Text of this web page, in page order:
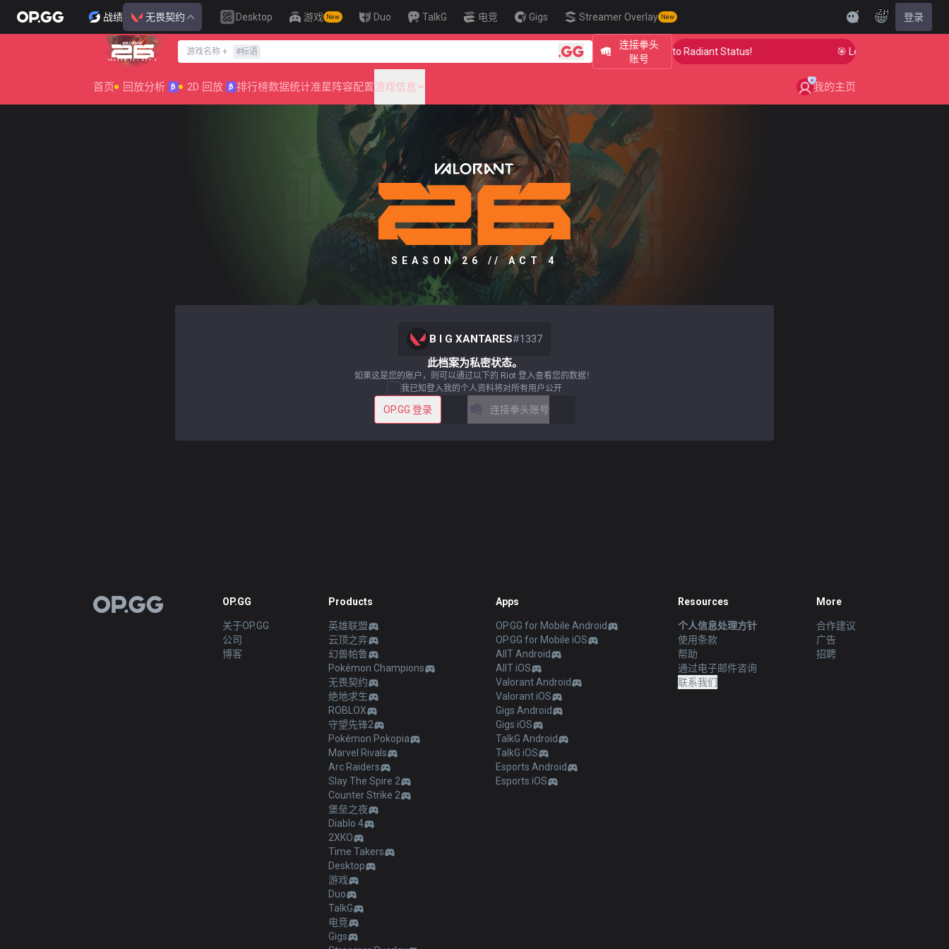
战绩 无畏契约 Desktop 游戏 New Duo TalkG 电竞 Gigs Streamer Overlay New
ZH 登录
SEASON 26 : ACT 4
游戏名称 + #标语
连接拳头
账号
🎯 Level Up Your Aim to Radiant Status! 🎯 Level Up Your Aim to
首页 回放分析 β 2D 回放 β 排行榜数据统计准星 阵容配置游戏信息 我的主页
SEASON 26 // ACT 4
B I G XANTARES#1337
此档案为私密状态。
如果这是您的账户，则可以通过以下的 Riot 登入查看您的数据！
我已知登入我的个人资料将对所有用户公开
OP.GG 登录 连接拳头账号
OP.GG OP.GG
关于OP.GG
公司
博客
Products
英雄联盟
云顶之弈
幻兽帕鲁
Pokémon Champions
无畏契约
绝地求生
ROBLOX
守望先锋2
Pokémon Pokopia
Marvel Rivals
Arc Raiders
Slay The Spire 2
Counter Strike 2
堡垒之夜
Diablo 4
2XKO
Time Takers
Desktop
游戏
Duo
TalkG
电竞
Gigs
Apps
OP.GG for Mobile Android
OP.GG for Mobile iOS
AllT Android
AllT iOS
Valorant Android
Valorant iOS
Gigs Android
Gigs iOS
TalkG Android
TalkG iOS
Esports Android
Esports iOS
Resources
个人信息处理方针
使用条款
帮助
通过电子邮件咨询
联系我们
More
合作建议
广告
招聘